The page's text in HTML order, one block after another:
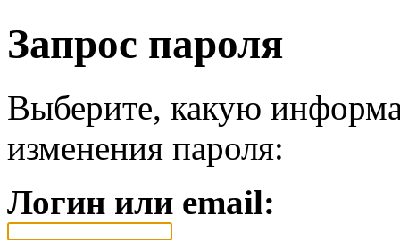
Запрос пароля
Выберите, какую
изменения пароля:
Логин или email: